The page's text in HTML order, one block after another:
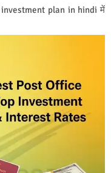
investment plan in hindi में